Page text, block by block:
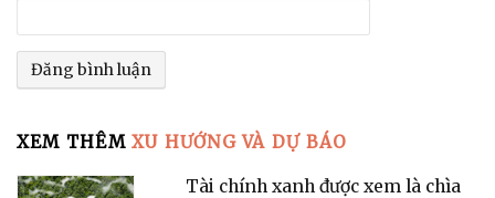
XEM THÊMXU HƯỚNG VÀ DỰ BÁO
Tài chính xanh được xem là chìa